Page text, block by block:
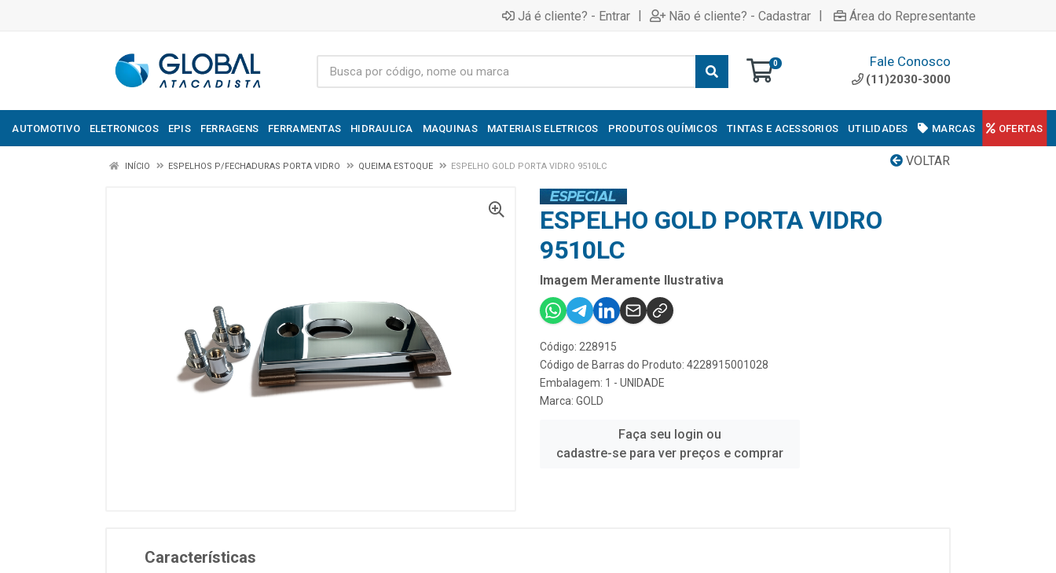
Já é cliente? - Entrar | Não é cliente? - Cadastrar | Área do Representante
0 Fale Conosco
(11)2030-3000
AUTOMOTIVO ELETRONICOS EPIS FERRAGENS FERRAMENTAS HIDRAULICA MAQUINAS MATERIAIS ELETRICOS PRODUTOS QUÍMICOS TINTAS E ACESSORIOS UTILIDADES MARCAS OFERTAS
VOLTAR
INÍCIO ESPELHOS P/FECHADURAS PORTA VIDRO QUEIMA ESTOQUE ESPELHO GOLD PORTA VIDRO 9510LC
ESPELHO GOLD PORTA VIDRO
9510LC
Imagem Meramente Ilustrativa
Código: 228915
Código de Barras do Produto: 4228915001028
Embalagem: 1 - UNIDADE
Marca: GOLD
Faça seu login ou
cadastre-se para ver preços e comprar
Características